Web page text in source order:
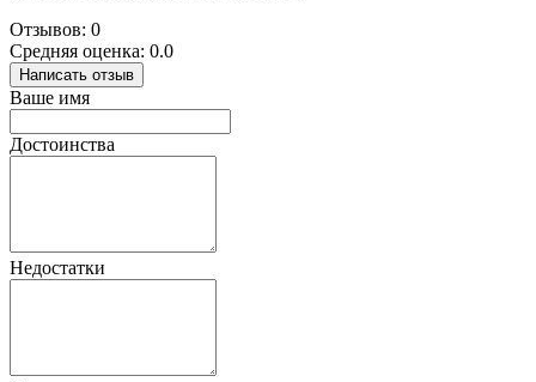
Отзывов: 0
Средняя оценка: 0.0
Написать отзыв
Ваше имя
Достоинства
Недостатки